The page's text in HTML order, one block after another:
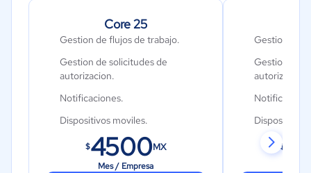
Core 25
Gestion de flujos de trabajo.
Gestion de solicitudes de
autorizacion.
Notificaciones.
Dispositivos moviles.
Hasta 25 usuarios.
$4500MX
Mes / Empresa
Gestion de
Gestion de
autorizacion.
Dispositivos
Hasta 100
$